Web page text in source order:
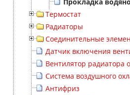
Термостат
Радиаторы
Соединительные
Датчик включения
Вентилятор радиатора
Система воздушного
Антифриз